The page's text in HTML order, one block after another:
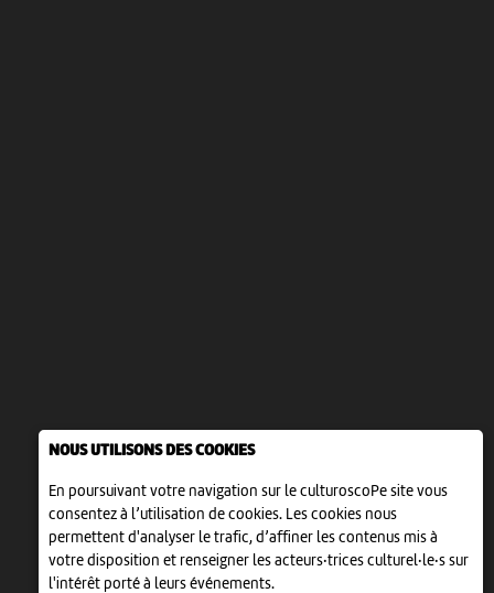
NOUS UTILISONS DES COOKIES
En poursuivant votre navigation sur le culturoscoPe site vous
consentez à l’utilisation de cookies. Les cookies nous
permettent d'analyser le trafic, d’affiner les contenus mis à
votre disposition et renseigner les acteurs·trices culturel·le·s sur
l'intérêt porté à leurs événements.